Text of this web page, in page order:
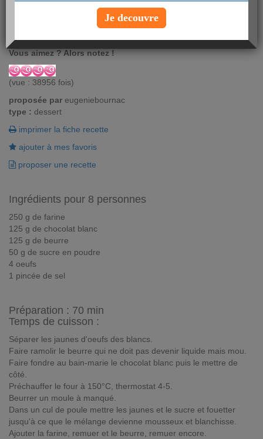
Le gâteau au chocolat blanc régalera les plus curieux des
gourmands. Sa recette facile vous assure le résultat délicieux d'
Vous aimez ? Alors notez !
(vue : 38956 fois)
proposée par eugeniebournac
type : dessert
imprimer la fiche recette
ajouter à mes favoris
proposer une recette
Ingrédients pour 8 personnes
250 g de farine
125 g de chocolat blanc
125 g de beurre
50 g de sucre en poudre
4 oeufs
1 pincée de sel
Préparation : 70 min
Temps de cuisson :
Séparer les jaunes d'oeufs des blancs.
Faire ramolir le beurre qui ne doit pas devenir liquide mais mou.
Faire fondre au bain-marie le chocolat blanc puis le mettre de
côté.
Préchauffer le four à 150°C, thermostat 4-5.
Beurrer un moule à manqué.
Dans un cul de poule mettre les jaunes et le sucre et fouetter
jusqu'à ce que le mélange devienne mousseux et blanchisse.
Ajouter la farine, remuer et le beurre, remuer encore.
Je decouvre